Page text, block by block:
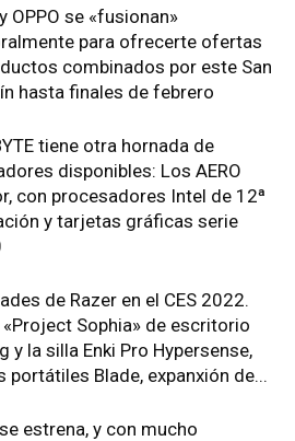
OPPO se «fusionan»
para ofrecerte ofertas
combinados por este San
hasta finales de febrero
tiene otra hornada de
disponibles: Los AERO
con procesadores Intel de 12ª
y tarjetas gráficas serie
de Razer en el CES 2022.
«Project Sophia» de escritorio
y la silla Enki Pro Hypersense,
portátiles Blade, expanxión de...
estrena, y con mucho